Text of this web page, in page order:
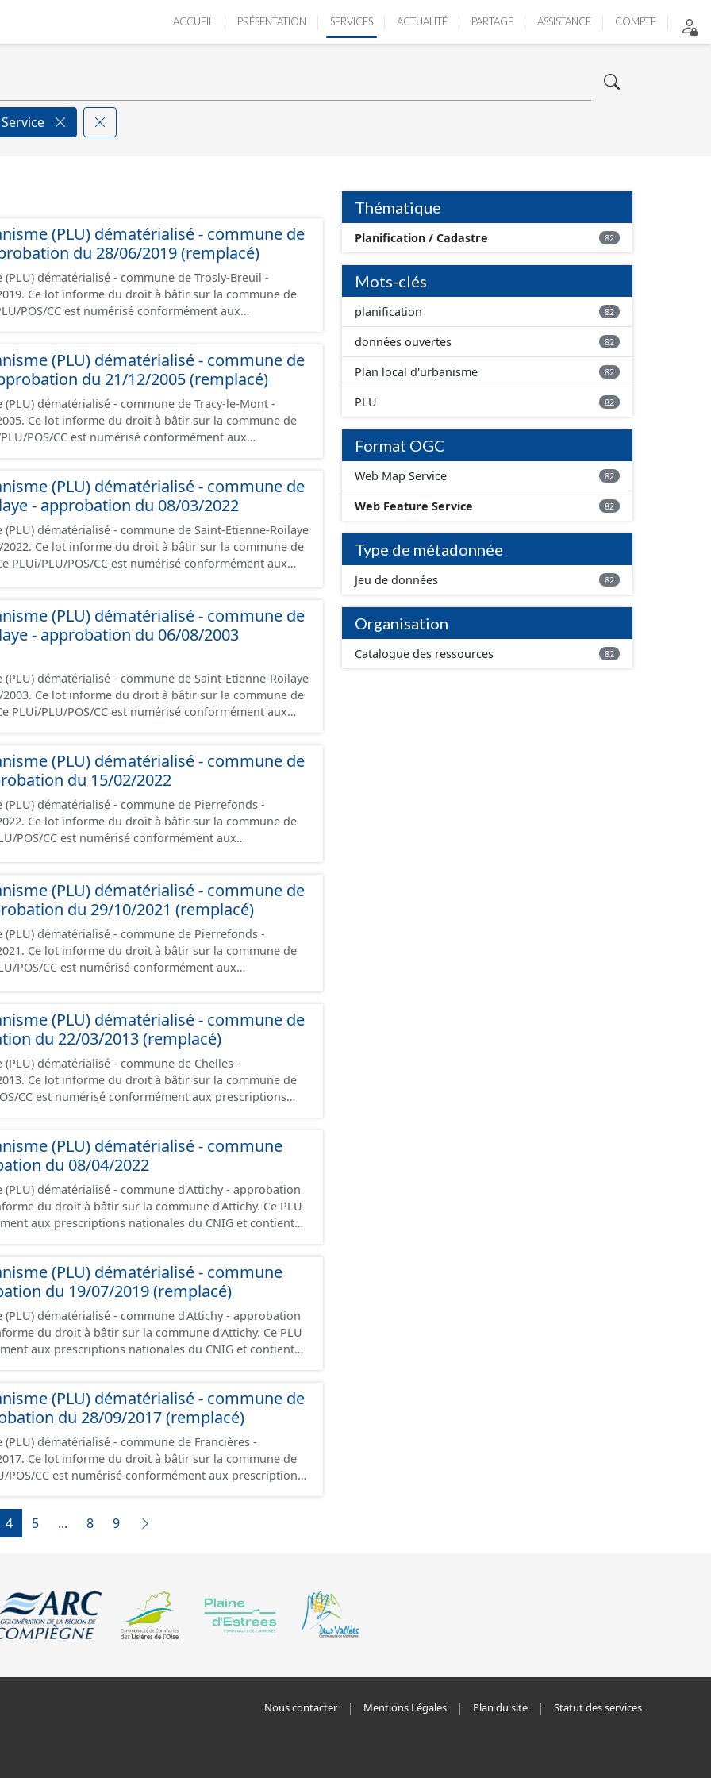
ACCUEIL PRÉSENTATION SERVICES ACTUALITÉ PARTAGE ASSISTANCE COMPTE
(PLU) dématérialisé - commune de
du 28/06/2019 (remplacé)
dématérialisé - commune de Trosly-Breuil -
de
POS/CC est numérisé conformément aux
orientations d'aménagement et les données
papier font foi et sont opposables d'un point
(PLU) dématérialisé - commune de
du 21/12/2005 (remplacé)
dématérialisé - commune de Tracy-le-Mont -
de
POS/CC est numérisé conformément aux
orientations d'aménagement et les données
papier font foi et sont opposables d'un point
(PLU) dématérialisé - commune de
- approbation du 08/03/2022
dématérialisé - commune de Saint-Etienne-Roilaye
commune de
PLUi/PLU/POS/CC est numérisé conformément aux
orientations d'aménagement et les données
papier font foi et sont opposables d'un point
(PLU) dématérialisé - commune de
- approbation du 06/08/2003
dématérialisé - commune de Saint-Etienne-Roilaye
commune de
PLUi/PLU/POS/CC est numérisé conformément aux
orientations d'aménagement et les données
papier font foi et sont opposables d'un point
(PLU) dématérialisé - commune de
du 15/02/2022
dématérialisé - commune de Pierrefonds -
de
POS/CC est numérisé conformément aux
orientations d'aménagement et les données
papier font foi et sont opposables d'un point
(PLU) dématérialisé - commune de
du 29/10/2021 (remplacé)
dématérialisé - commune de Pierrefonds -
de
POS/CC est numérisé conformément aux
orientations d'aménagement et les données
papier font foi et sont opposables d'un point
(PLU) dématérialisé - commune de
du 22/03/2013 (remplacé)
dématérialisé - commune de Chelles -
de
CC est numérisé conformément aux prescriptions
d'aménagement et les données géographiques.
à la création de ces données, il est rappelé que seuls
foi et sont opposables d'un point de vue juridique.
(PLU) dématérialisé - commune
du 08/04/2022
(PLU) dématérialisé - commune d'Attichy - approbation
aux prescriptions nationales du CNIG et contient
la création de ces
seuls les documents papier font foi et sont
vue juridique.
(PLU) dématérialisé - commune
du 19/07/2019 (remplacé)
(PLU) dématérialisé - commune d'Attichy - approbation
aux prescriptions nationales du CNIG et contient
la création de ces
seuls les documents papier font foi et sont
vue juridique.
(PLU) dématérialisé - commune de
du 28/09/2017 (remplacé)
dématérialisé - commune de Francières -
de
POS/CC est numérisé conformément aux prescriptions
règlement (à l'exception des plans de zonages), les
d'aménagement et les données géographiques.
à la création de ces données, il est rappelé que seuls
4 5 ... 8 9
Thématique
Planification / Cadastre 82
Mots-clés
planification 82
données ouvertes 82
Plan local d'urbanisme 82
PLU 82
Format OGC
Web Map Service 82
Web Feature Service 82
Type de métadonnée
Jeu de données 82
Organisation
Catalogue des ressources 82
Nous contacter Mentions Légales Plan du site Statut des services